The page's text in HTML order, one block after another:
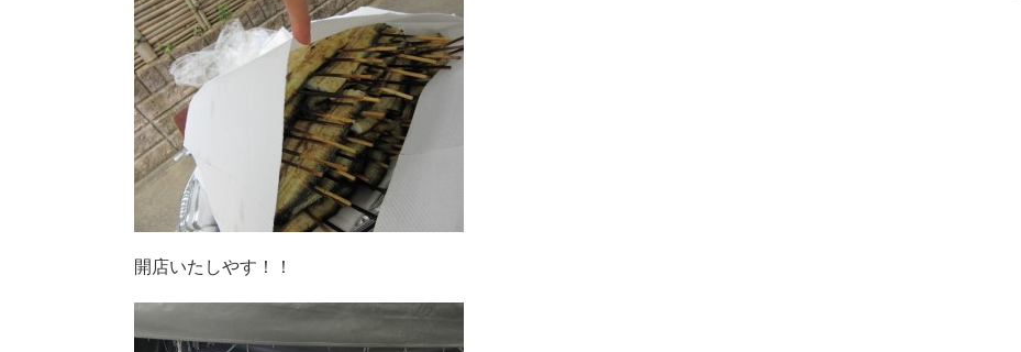
開店いたしやす！！